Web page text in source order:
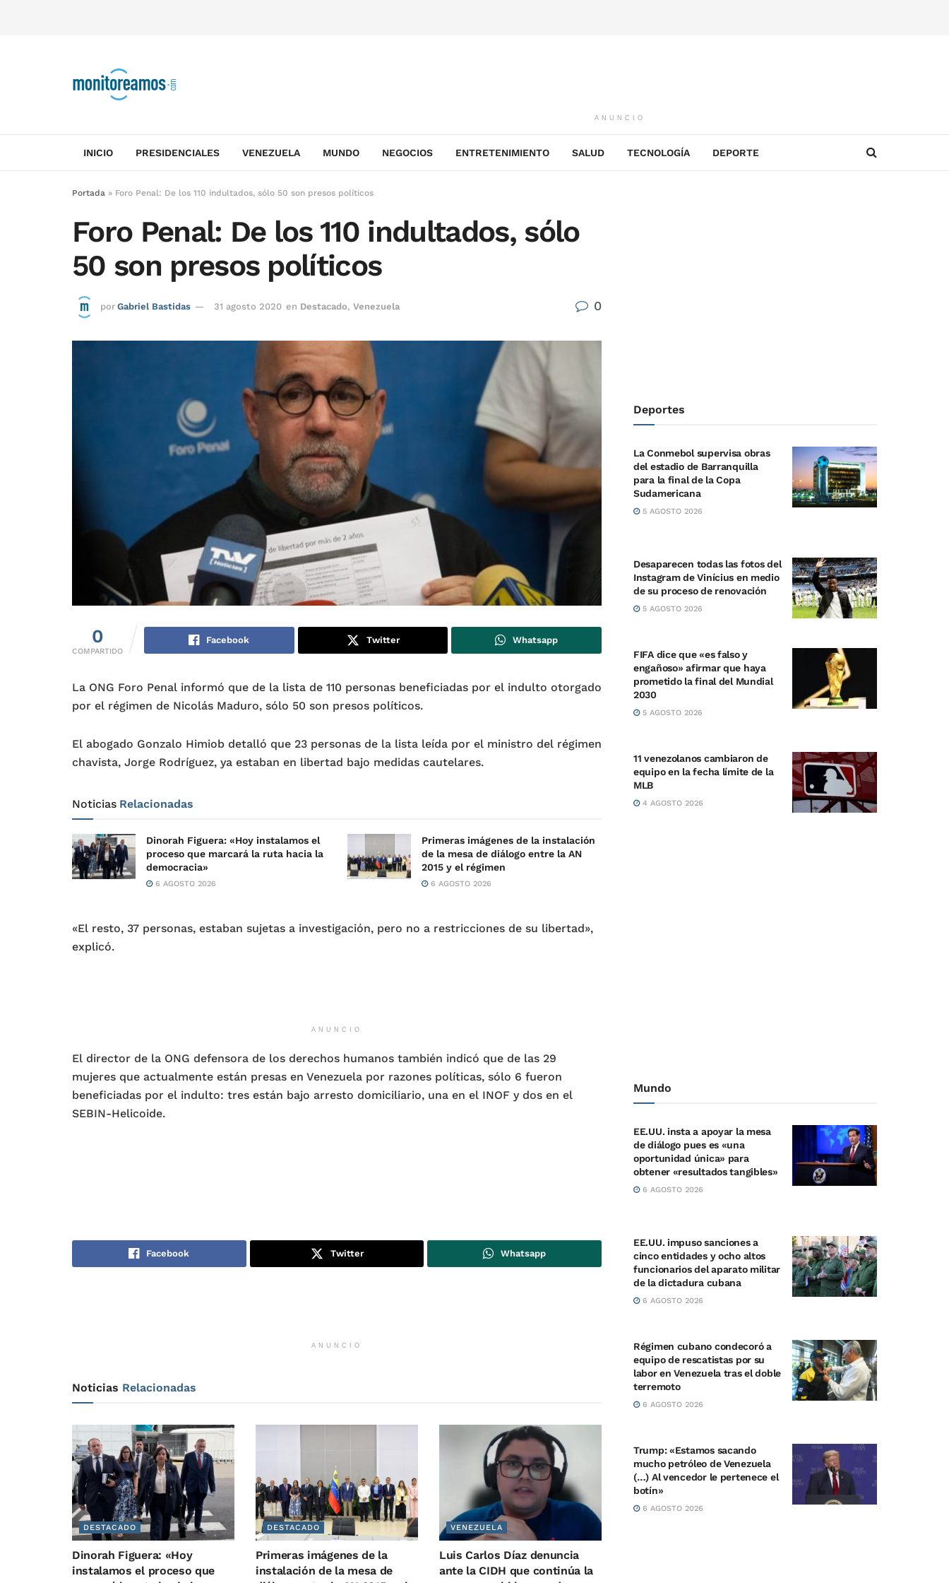
ANUNCIO
INICIO PRESIDENCIALES VENEZUELA MUNDO NEGOCIOS ENTRETENIMIENTO SALUD TECNOLOGÍA DEPORTE
Portada » Foro Penal: De los 110 indultados, sólo 50 son presos políticos
Foro Penal: De los 110 indultados, sólo
50 son presos políticos
por Gabriel Bastidas 31 agosto 2020 en Destacado,Venezuela 0
0
COMPARTIDO
Facebook Twitter Whatsapp
La ONG Foro Penal informó que de la lista de 110 personas beneficiadas por el indulto otorgado
por el régimen de Nicolás Maduro, sólo 50 son presos políticos.
El abogado Gonzalo Himiob detalló que 23 personas de la lista leída por el ministro del régimen
chavista, Jorge Rodríguez, ya estaban en libertad bajo medidas cautelares.
Noticias Relacionadas
Dinorah Figuera: «Hoy instalamos el
proceso que marcará la ruta hacia la
democracia»
6 AGOSTO 2026
Primeras imágenes de la instalación
de la mesa de diálogo entre la AN
2015 y el régimen
6 AGOSTO 2026
«El resto, 37 personas, estaban sujetas a investigación, pero no a restricciones de su libertad»,
explicó.
ANUNCIO
El director de la ONG defensora de los derechos humanos también indicó que de las 29
mujeres que actualmente están presas en Venezuela por razones políticas, sólo 6 fueron
beneficiadas por el indulto: tres están bajo arresto domiciliario, una en el INOF y dos en el
SEBIN-Helicoide.
Facebook Twitter Whatsapp
ANUNCIO
Noticias Relacionadas
DESTACADO
Dinorah Figuera: «Hoy
instalamos el proceso que
DESTACADO
Primeras imágenes de la
instalación de la mesa de
VENEZUELA
Luis Carlos Díaz denuncia
ante la CIDH que continúa la
Deportes
La Conmebol supervisa obras
del estadio de Barranquilla
para la final de la Copa
Sudamericana
5 AGOSTO 2026
Desaparecen todas las fotos del
Instagram de Vinícius en medio
de su proceso de renovación
5 AGOSTO 2026
FIFA dice que «es falso y
engañoso» afirmar que haya
prometido la final del Mundial
2030
5 AGOSTO 2026
11 venezolanos cambiaron de
equipo en la fecha límite de la
MLB
4 AGOSTO 2026
Mundo
EE.UU. insta a apoyar la mesa
de diálogo pues es «una
oportunidad única» para
obtener «resultados tangibles»
6 AGOSTO 2026
EE.UU. impuso sanciones a
cinco entidades y ocho altos
funcionarios del aparato militar
de la dictadura cubana
6 AGOSTO 2026
Régimen cubano condecoró a
equipo de rescatistas por su
labor en Venezuela tras el doble
terremoto
6 AGOSTO 2026
Trump: «Estamos sacando
mucho petróleo de Venezuela
(…) Al vencedor le pertenece el
botín»
6 AGOSTO 2026